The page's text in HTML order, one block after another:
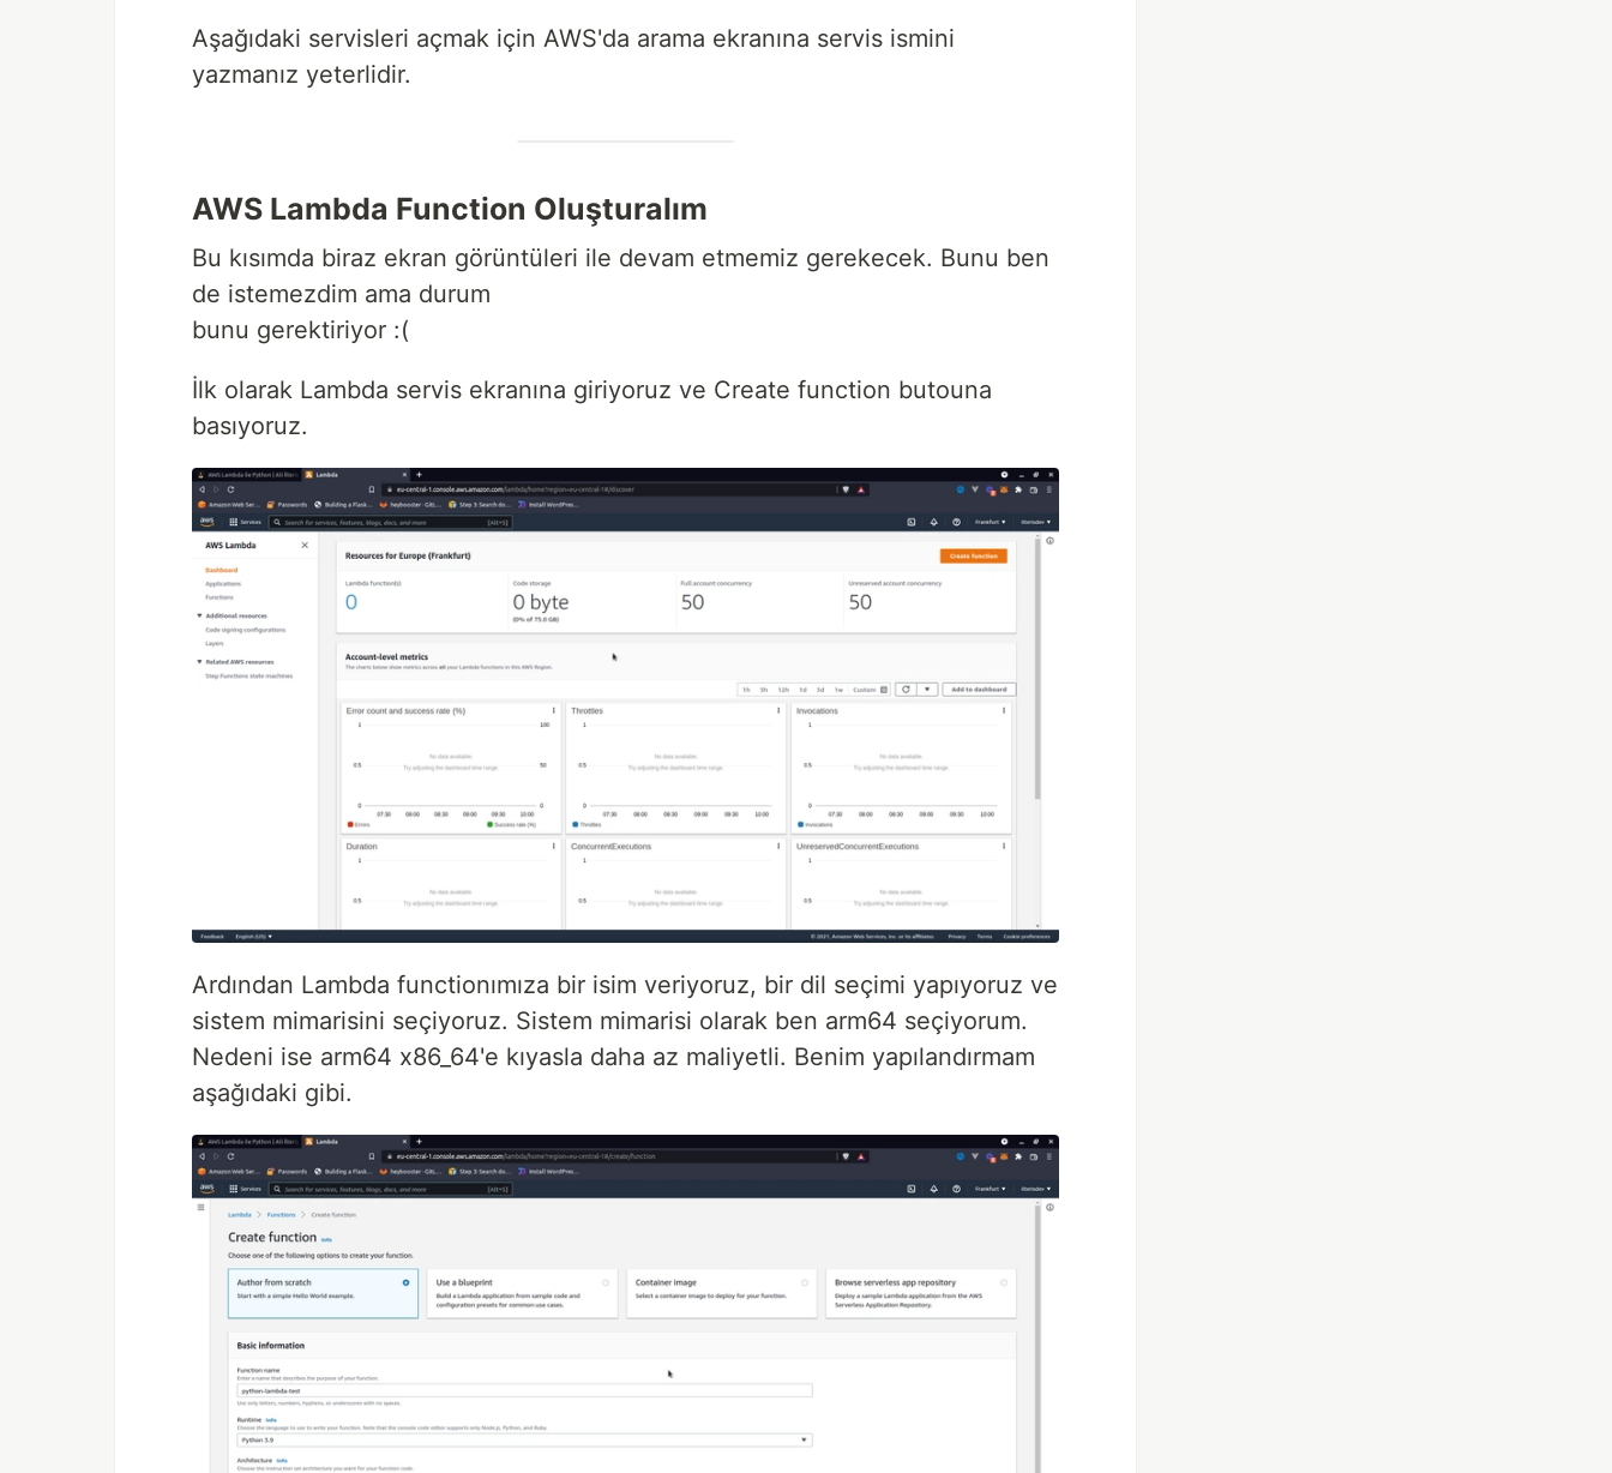
Aşağıdaki servisleri açmak için AWS'da arama ekranına servis ismini
yazmanız yeterlidir.
AWS Lambda Function Oluşturalım
Bu kısımda biraz ekran görüntüleri ile devam etmemiz gerekecek. Bunu ben
de istemezdim ama durum
bunu gerektiriyor :(
İlk olarak Lambda servis ekranına giriyoruz ve Create function butouna
basıyoruz.
Ardından Lambda functionımıza bir isim veriyoruz, bir dil seçimi yapıyoruz ve
sistem mimarisini seçiyoruz. Sistem mimarisi olarak ben arm64 seçiyorum.
Nedeni ise arm64 x86_64'e kıyasla daha az maliyetli. Benim yapılandırmam
aşağıdaki gibi.